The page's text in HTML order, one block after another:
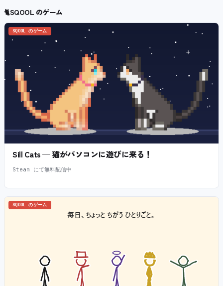
🐈SQOOL のゲーム
SQOOL のゲーム
Sill Cats — 猫がパソコンに遊びに来る！
Steam にて無料配信中
SQOOL のゲーム